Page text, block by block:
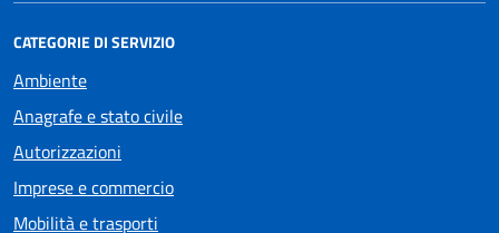
CATEGORIE DI SERVIZIO
Ambiente
Anagrafe e stato civile
Autorizzazioni
Imprese e commercio
Mobilità e trasporti